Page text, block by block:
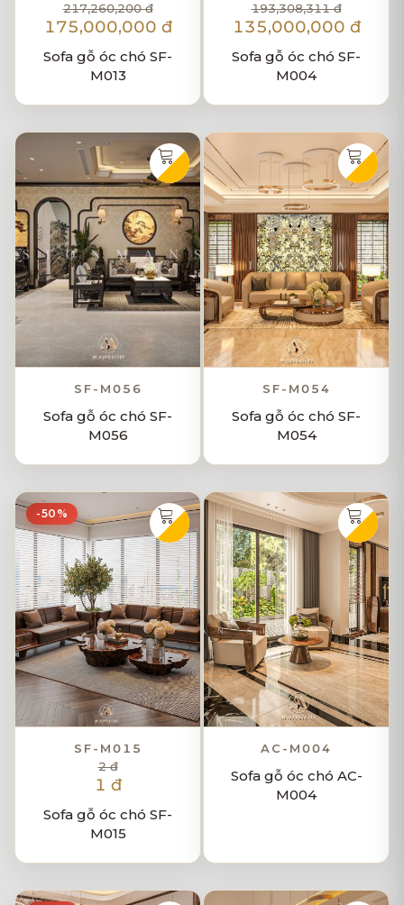
217,260,200 đ
175,000,000 đ
Sofa gỗ óc chó SF-
M013
193,308,311 đ
135,000,000 đ
Sofa gỗ óc chó SF-
M004
SF-M056
Sofa gỗ óc chó SF-
M056
SF-M054
Sofa gỗ óc chó SF-
M054
-50%
SF-M015
2 đ
1 đ
Sofa gỗ óc chó SF-
M015
AC-M004
Sofa gỗ óc chó AC-
M004